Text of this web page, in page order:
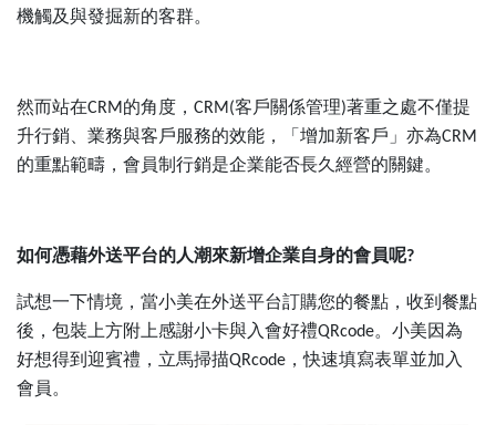
機觸及與發掘新的客群。
然而站在CRM的角度， CRM(客戶關係管理)著重之處不僅提
升行銷、業務與客戶服務的效能，「增加新客戶」亦為CRM
的重點範疇，會員制行銷是企業能否長久經營的關鍵。
如何憑藉外送平台的人潮來新增企業自身的會員呢?
試想一下情境，當小美在外送平台訂購您的餐點，收到餐點
後，包裝上方附上感謝小卡與入會好禮QRcode。小美因為
好想得到迎賓禮，立馬掃描QRcode ，快速填寫表單並加入
會員。